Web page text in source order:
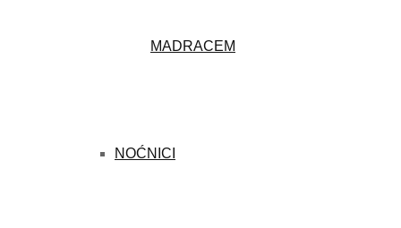
MADRACEM
NOĆNICI